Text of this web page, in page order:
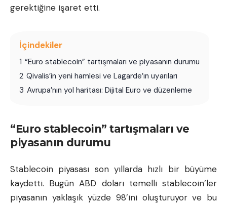
gerektiğine işaret etti.
İçindekiler
1 “Euro stablecoin” tartışmaları ve piyasanın durumu
2 Qivalis’in yeni hamlesi ve Lagarde’ın uyarıları
3 Avrupa’nın yol haritası: Dijital Euro ve düzenleme
“Euro stablecoin” tartışmaları ve
piyasanın durumu
Stablecoin piyasası son yıllarda hızlı bir büyüme
kaydetti. Bugün ABD doları temelli stablecoin’ler
piyasanın yaklaşık yüzde 98’ini oluşturuyor ve bu